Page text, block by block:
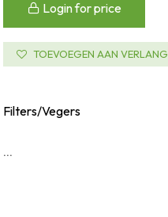
Login for price
TOEVOEGEN AAN
Filters/Vegers
...